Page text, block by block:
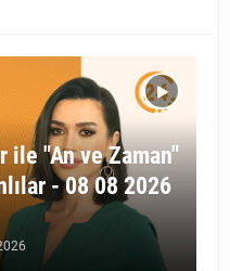
ile "An ve Zaman"
- 08 08 2026